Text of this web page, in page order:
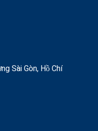
Sài Gòn, Hồ Chí